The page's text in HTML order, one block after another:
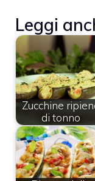
Leggi
Zucchine
di tonno